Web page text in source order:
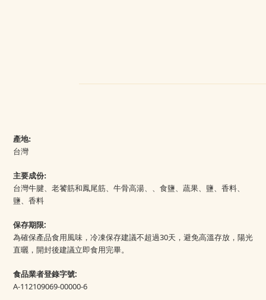
產地:
台灣
主要成份:
台灣牛腱、老饕筋和鳳尾筋、牛骨高湯、 、食鹽、蔬果、鹽、香料、
鹽、香料
保存期限:
為確保產品食用風味， 冷凍保存建議不超過30天， 避免高溫存放，陽光
直曬，開封後建議立即食用完畢。
食品業者登錄字號:
A-112109069-00000-6